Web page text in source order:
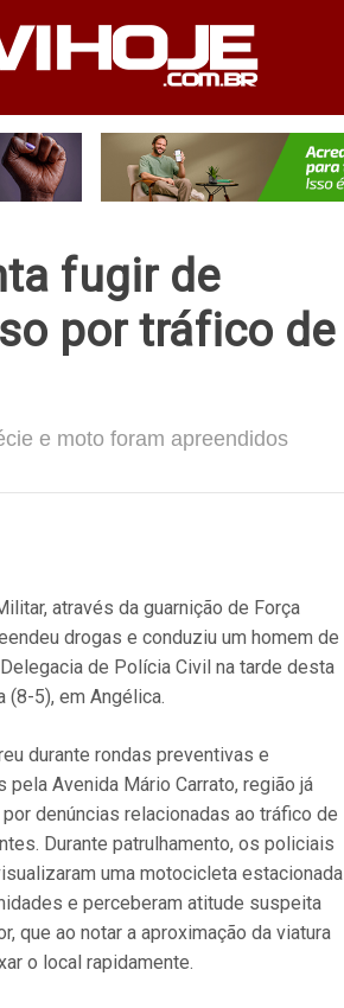
FALE CONOSCO
fugir de
por tráfico de
e moto foram apreendidos
através da guarnição de Força
drogas e conduziu um homem de
de Polícia Civil na tarde desta
(8-5), em Angélica.
durante rondas preventivas e
pela Avenida Mário Carrato, região já
denúncias relacionadas ao tráfico de
Durante patrulhamento, os policiais
uma motocicleta estacionada
e perceberam atitude suspeita
que ao notar a aproximação da viatura
o local rapidamente.